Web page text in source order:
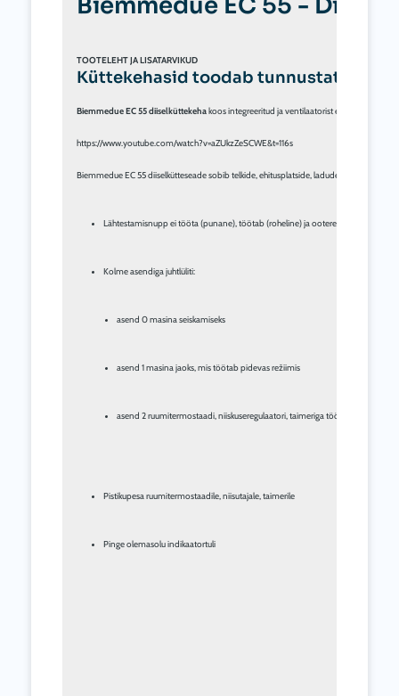
TOOTELEHT JA LISATARVIKUD
Küttekehasid toodab tunnustatud
Biemmedue EC 55 diiselküttekeha koos integreeritud ja ventilaatorist eraldatud
https://www.youtube.com/watch?v=aZUkzZeSCWE&t=116s
Lähtestamisnupp ei tööta (punane), töötab (roheline) ja ooterežiimis (oranž)
asend 0 masina seiskamiseks
asend 1 masina jaoks, mis töötab pidevas režiimis
asend 2 ruumitermostaadi, niiskuseregulaatori, taimeriga töötava masina
Pistikupesa ruumitermostaadile, niisutajale, taimerile
Pinge olemasolu indikaatortuli